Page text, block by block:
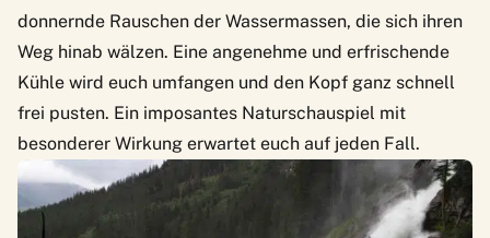
donnernde Rauschen der Wassermassen, die sich ihren
Weg hinab wälzen. Eine angenehme und erfrischende
Kühle wird euch umfangen und den Kopf ganz schnell
frei pusten. Ein imposantes Naturschauspiel mit
besonderer Wirkung erwartet euch auf jeden Fall.